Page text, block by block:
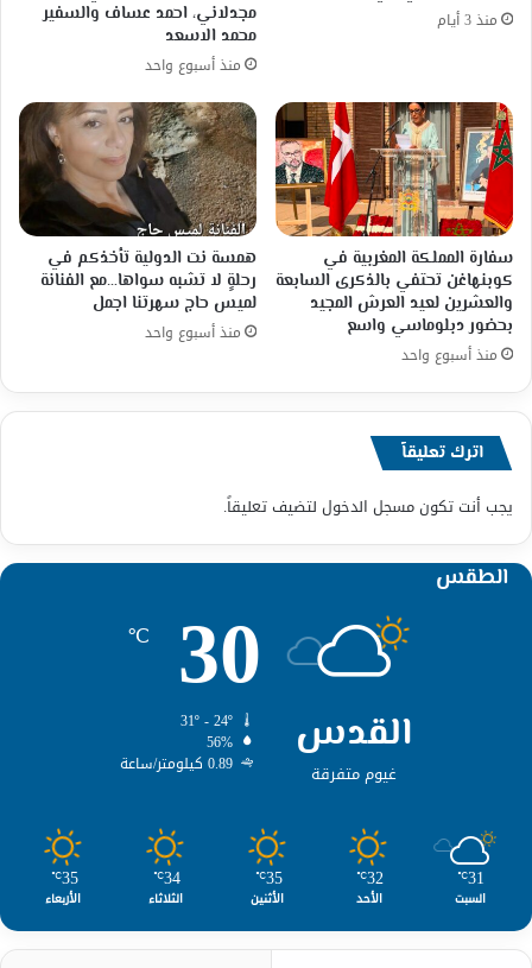
منذ 3 أيام
مجدلاني، احمد عساف والسفير
محمد الاسعد
منذ أسبوع واحد
سفارة المملكة المغربية في
كوبنهاغن تحتفي بالذكرى السابعة
والعشرين لعيد العرش المجيد
بحضور دبلوماسي واسع
منذ أسبوع واحد
همسة نت الدولية تأخذكم في
رحلةٍ لا تشبه سواها…مع الفنانة
لميس حاج سهرتنا اجمل
منذ أسبوع واحد
اترك تعليقاً
يجب أنت تكونمسجل الدخول لتضيف تعليقاً.
الطقس
القدس
غيوم متفرقة
30
℃
56%
0.89 كيلومتر/ساعة
31
℃
السبت
32
℃
الأحد
35
℃
الأثنين
34
℃
الثلاثاء
35
℃
الأربعاء